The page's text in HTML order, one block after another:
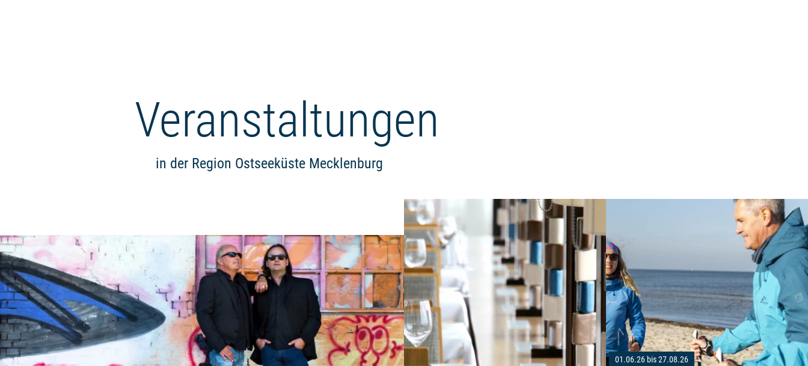
Veranstaltungen
in der Region Ostseeküste Mecklenburg
Weiterlesen: "Mocktones zum Weinfest"
Weiterlesen: "Hanse Sail-Brunch"
01.06.26 bis 27.08.26